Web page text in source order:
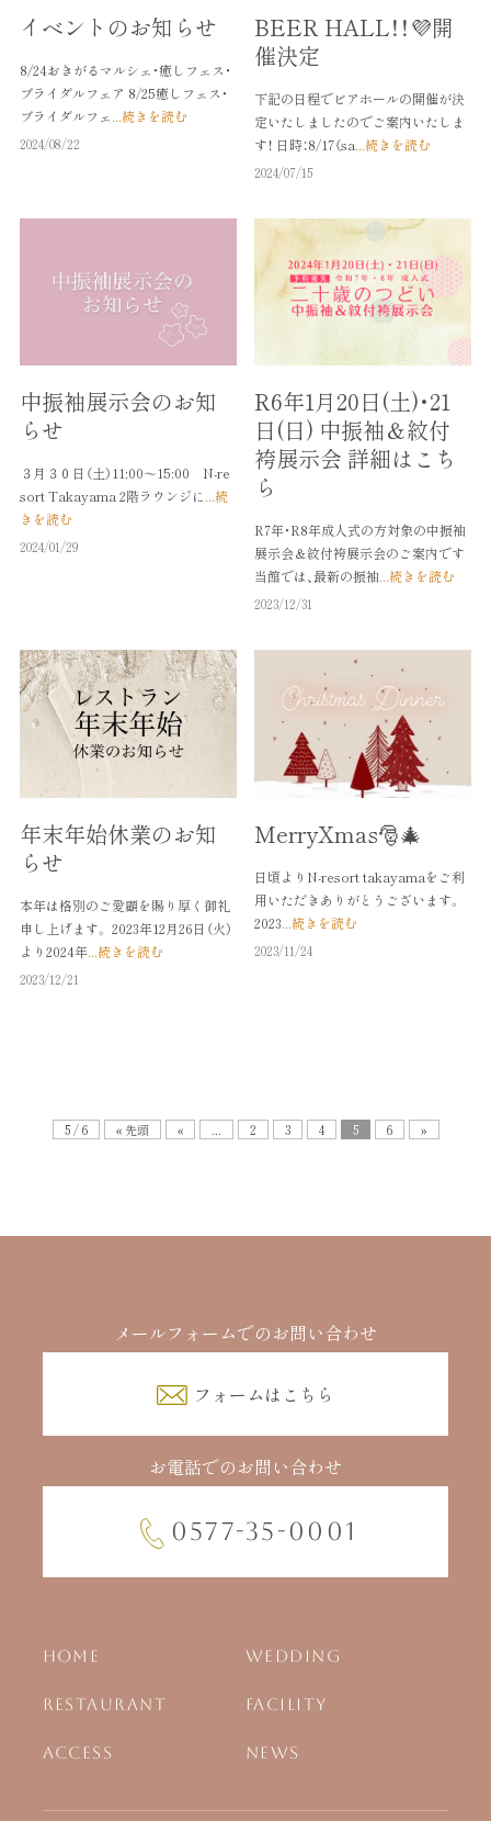
イベントのお知らせ
8/24おきがるマルシェ・癒しフェス・
ブライダルフェア 8/25癒しフェス・
ブライダルフェ...続きを読む
2024/08/22
BEER HALL！！💜開
催決定
下記の日程でビアホールの開催が決
定いたしましたのでご案内いたしま
す！ 日時：8/17（sa...続きを読む
2024/07/15
中振袖展示会のお知
らせ
３月３０日（土）11:00～15:00 N-re
sort Takayama 2階ラウンジに...続
きを読む
2024/01/29
R6年1月20日(土)・21
日(日) 中振袖＆紋付
袴展示会 詳細はこち
ら
R7年・R8年成人式の方対象の中振袖
展示会＆紋付袴展示会のご案内です
当館では、最新の振袖...続きを読む
2023/12/31
年末年始休業のお知
らせ
本年は格別のご愛顧を賜り厚く御礼
申し上げます。 2023年12月26日（火）
より2024年...続きを読む
2023/12/21
MerryXmas🎅🎄
日頃よりN-resort takayamaをご利
用いただきありがとうございます。
2023...続きを読む
2023/11/24
5 / 6 « 先頭 « ... 2 3 4 5 6 »
メールフォームでのお問い合わせ
フォームはこちら
お電話でのお問い合わせ
0577-35-0001
HOME WEDDING
RESTAURANT FACILITY
ACCESS NEWS